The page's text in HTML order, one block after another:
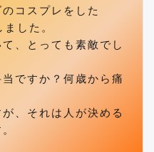
コスプレをした
した。
、とっても素敵でし
ですか？何歳から痛
、それは人が決める